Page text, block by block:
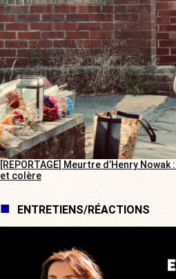
[REPORTAGE] Meurtre d’Henry
et colère
ENTRETIENS/RÉACTIONS